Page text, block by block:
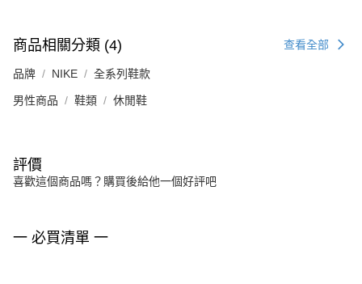
商品相關分類 (4) 查看全部
品牌 NIKE 全系列鞋款
男性商品 鞋類 休閒鞋
評價
喜歡這個商品嗎？購買後給他一個好評吧
一 必買清單 一